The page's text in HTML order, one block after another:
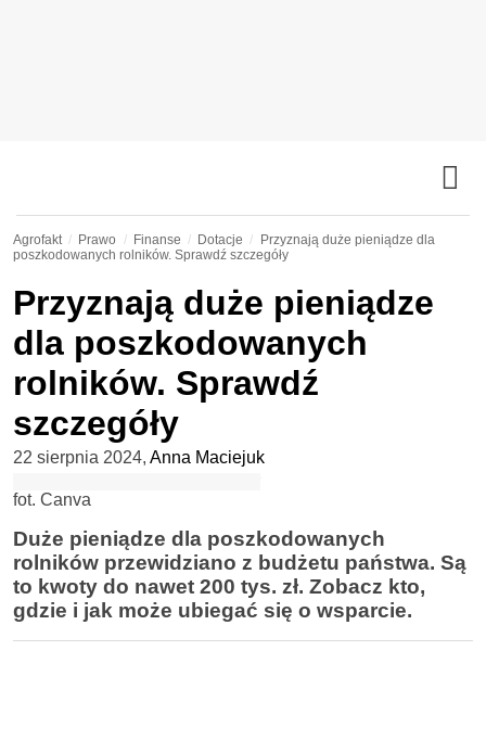
Agrofakt Prawo Finanse Dotacje
Przyznają duże pieniądze dla
poszkodowanych rolników. Sprawdź szczegóły
Przyznają duże pieniądze
dla poszkodowanych
rolników. Sprawdź
szczegóły
22 sierpnia 2024, Anna Maciejuk
fot. Canva
Duże pieniądze dla poszkodowanych
rolników przewidziano z budżetu państwa. Są
to kwoty do nawet 200 tys. zł. Zobacz kto,
gdzie i jak może ubiegać się o wsparcie.